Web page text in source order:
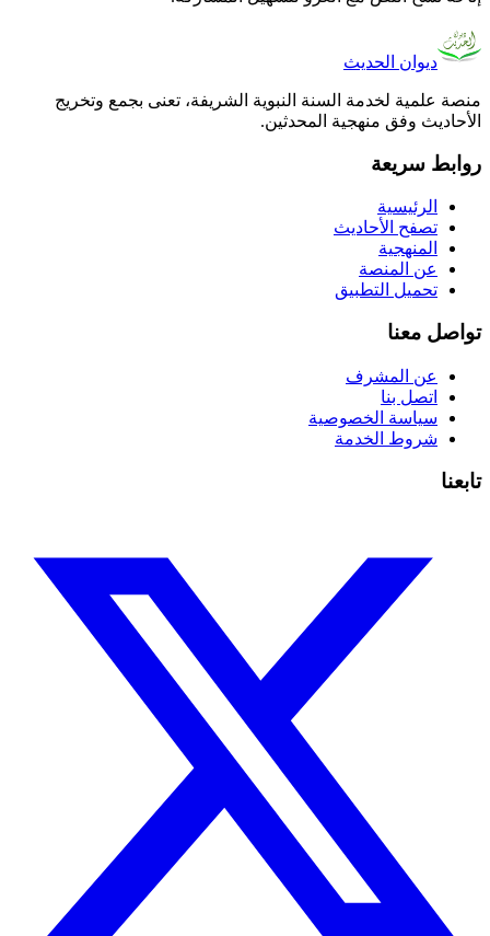
ديوان الحديث
منصة علمية لخدمة السنة النبوية الشريفة، تعنى بجمع وتخريج
الأحاديث وفق منهجية المحدثين.
روابط سريعة
الرئيسية
تصفح الأحاديث
المنهجية
عن المنصة
تحميل التطبيق
تواصل معنا
عن المشرف
اتصل بنا
سياسة الخصوصية
شروط الخدمة
تابعنا